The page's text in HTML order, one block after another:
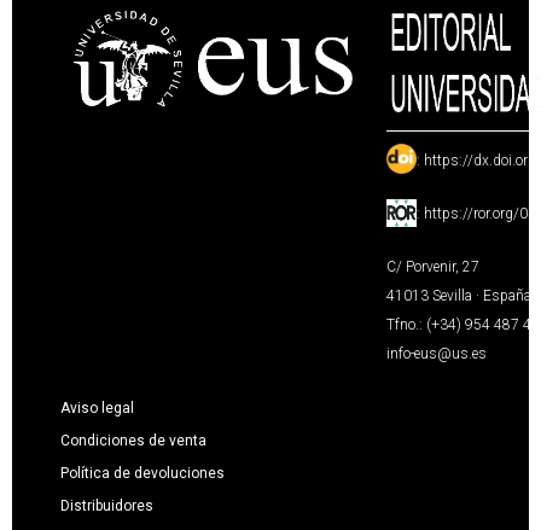
: https://
: https://ror.org/
C/ Porvenir, 27
41013 Sevilla · España
Tfno.: (+34) 954 487
info-eus@us.es
Aviso legal
Condiciones de venta
Política de devoluciones
Distribuidores